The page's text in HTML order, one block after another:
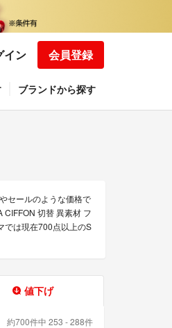
イン 会員登録
ブランドから探す
セールのような価格で
切替 異素材 フ
では現在700点以上のS
値下げ
約700件中 253 - 288件